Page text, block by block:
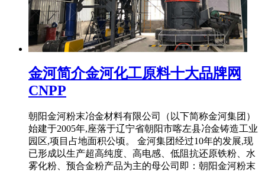
金河简介金河化工原料十大品牌网
CNPP
朝阳金河粉末冶金材料有限公司（以下简称金河集团）
始建于2005年,座落于辽宁省朝阳市喀左县冶金铸造工业
园区,项目占地面积公顷。 金河集团经过10年的发展,现
已形成以生产超高纯度、高电感、低阻抗还原铁粉、水
雾化粉、预合金粉产品为主的母公司即：朝阳金河粉末